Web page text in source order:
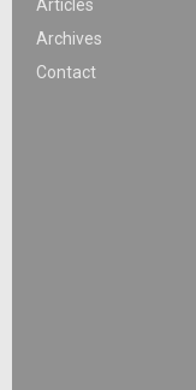
Articles
Archives
Contact